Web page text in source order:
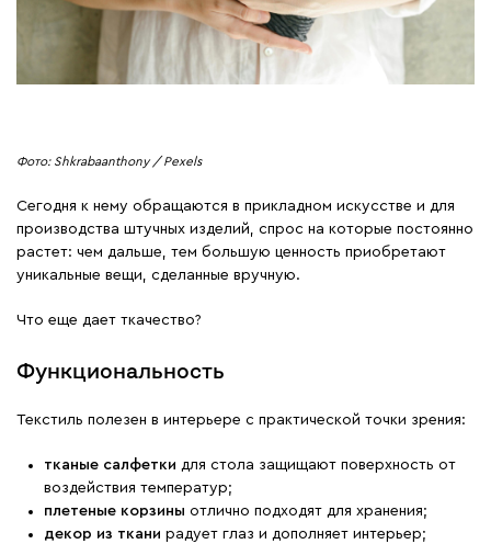
Фото: Shkrabaanthony / Pexels
Сегодня к нему обращаются в прикладном искусстве и для
производства штучных изделий, спрос на которые постоянно
растет: чем дальше, тем большую ценность приобретают
уникальные вещи, сделанные вручную.
Что еще дает ткачество?
Функциональность
Текстиль полезен в интерьере с практической точки зрения:
тканые салфетки для стола защищают поверхность от
воздействия температур;
плетеные корзины отлично подходят для хранения;
декор из ткани радует глаз и дополняет интерьер;